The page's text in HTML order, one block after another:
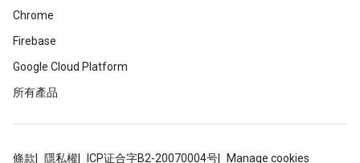
Chrome
Firebase
Google Cloud Platform
所有產品
條款 隱私權 ICP证合字B2-20070004号 Manage cookies